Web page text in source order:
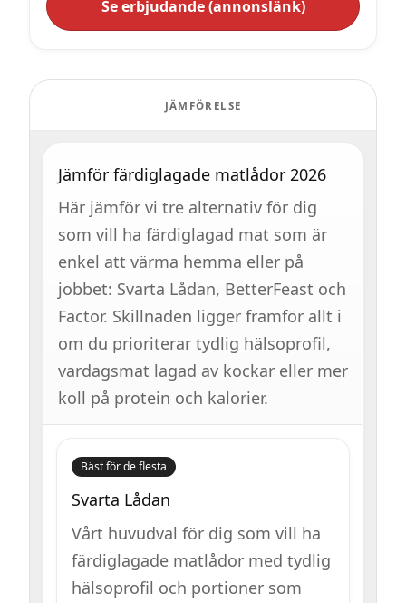
Se erbjudande (annonslänk)
JÄMFÖRELSE
Jämför färdiglagade matlådor 2026
Här jämför vi tre alternativ för dig
som vill ha färdiglagad mat som är
enkel att värma hemma eller på
jobbet: Svarta Lådan, BetterFeast och
Factor. Skillnaden ligger framför allt i
om du prioriterar tydlig hälsoprofil,
vardagsmat lagad av kockar eller mer
koll på protein och kalorier.
Bäst för de flesta
Svarta Lådan
Vårt huvudval för dig som vill ha
färdiglagade matlådor med tydlig
hälsoprofil och portioner som